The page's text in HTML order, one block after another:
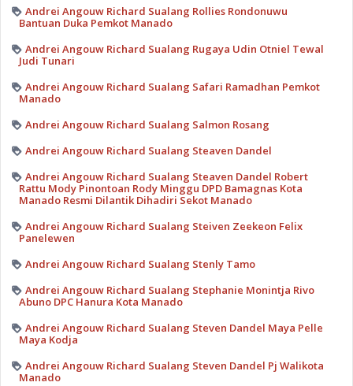
Andrei Angouw Richard Sualang Rollies Rondonuwu
Bantuan Duka Pemkot Manado
Andrei Angouw Richard Sualang Rugaya Udin Otniel Tewal
Judi Tunari
Andrei Angouw Richard Sualang Safari Ramadhan Pemkot
Manado
Andrei Angouw Richard Sualang Salmon Rosang
Andrei Angouw Richard Sualang Steaven Dandel
Andrei Angouw Richard Sualang Steaven Dandel Robert
Rattu Mody Pinontoan Rody Minggu DPD Bamagnas Kota
Manado Resmi Dilantik Dihadiri Sekot Manado
Andrei Angouw Richard Sualang Steiven Zeekeon Felix
Panelewen
Andrei Angouw Richard Sualang Stenly Tamo
Andrei Angouw Richard Sualang Stephanie Monintja Rivo
Abuno DPC Hanura Kota Manado
Andrei Angouw Richard Sualang Steven Dandel Maya Pelle
Maya Kodja
Andrei Angouw Richard Sualang Steven Dandel Pj Walikota
Manado